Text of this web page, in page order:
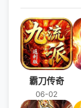
霸刀传奇
06-02